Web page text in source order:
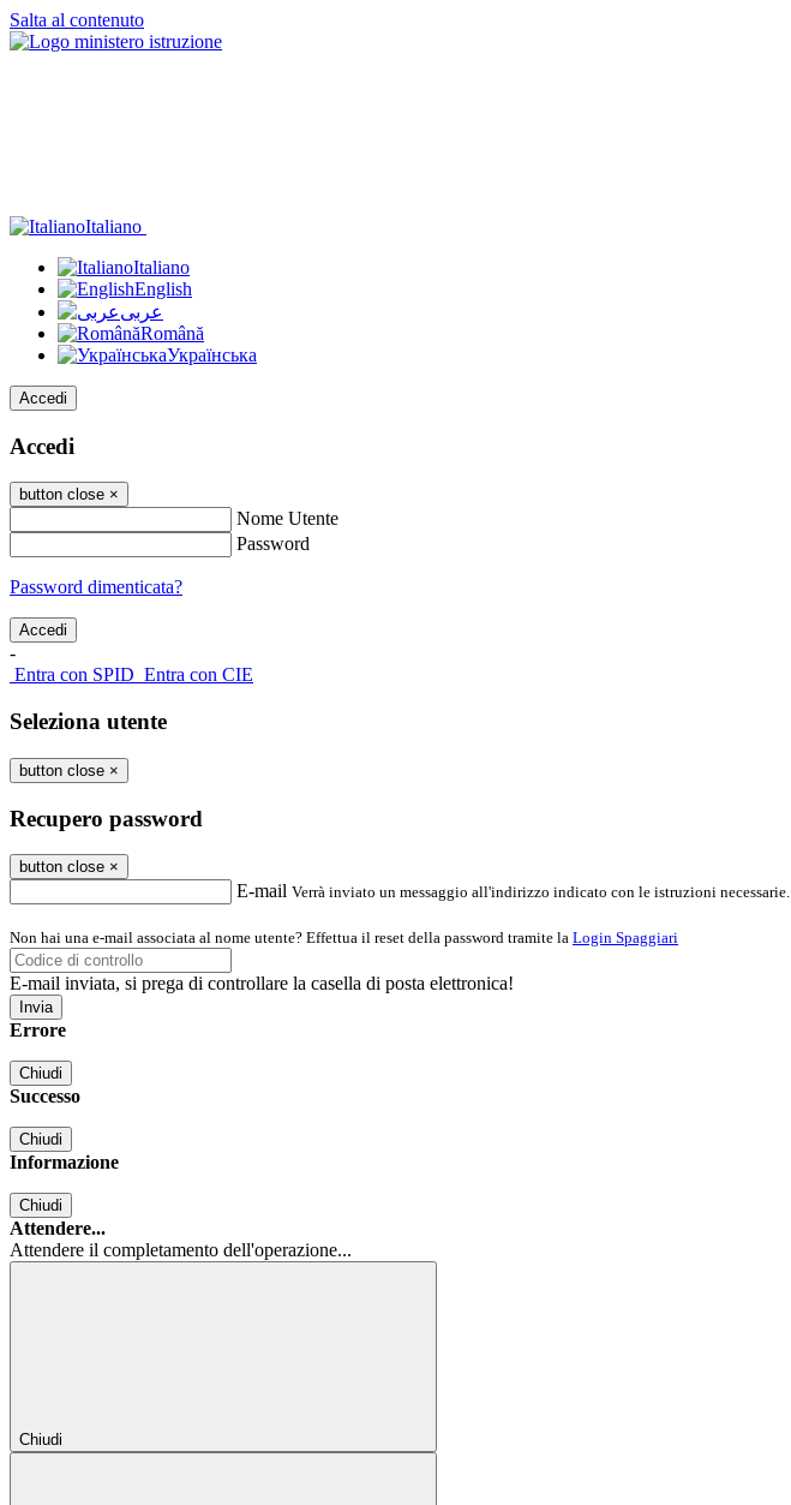
Salta al contenuto
Italiano
Italiano
English
عربى
Română
Українська
Accedi
Accedi
button close ×
Nome Utente
Password
Password dimenticata?
-
Entra con SPID Entra con CIE
Seleziona utente
button close ×
Recupero password
button close ×
E-mail Verrà inviato un messaggio all'indirizzo indicato con le istruzioni necessarie.
Non hai una e-mail associata al nome utente? Effettua il reset della password tramite la Login Spaggiari
E-mail inviata, si prega di controllare la casella di posta elettronica!
Errore
Chiudi
Successo
Chiudi
Informazione
Chiudi
Attendere...
Attendere il completamento dell'operazione...
Chiudi